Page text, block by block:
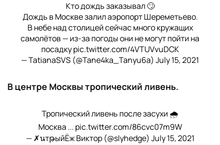
Кто дождь заказывал 🙄
Дождь в Москве залил аэропорт Шереметьево.
В небе над столицей сейчас много кружащих
самолётов — из-за погоды они не могут пойти на
посадкуpic.twitter.com/4VTUVvuDCK
— TatianaSVS (@Tane4ka_Tanyu6a) July 15, 2021
В центре Москвы тропический ливень.
Тропический ливень после засухи 🌧
Москва ... pic.twitter.com/86cvc07m9W
— ✗นтթыйЁж Виктор (@slyhedge) July 15, 2021